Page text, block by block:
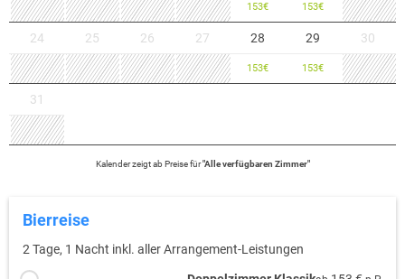
153€ 153€
24 25 26 27 28
153€
29
153€
30
31
Kalender zeigtab Preise für"Alle verfügbaren Zimmer"
Bierreise
2 Tage, 1 Nacht inkl. aller Arrangement-Leistungen